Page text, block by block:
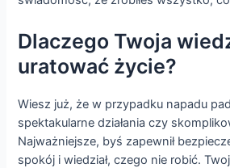
Dlaczego Twoja
uratować życie?
Wiesz już, że w przypadku napadu
spektakularne działania czy
Najważniejsze, byś zapewnił
spokój i wiedział, czego nie robić.